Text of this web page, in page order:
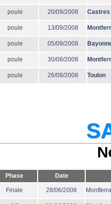
poule 20/09/2008 Castres
poule 13/09/2008
poule 05/09/2008
poule 30/08/2008
poule 26/08/2008 Toulon
Phase Date
Finale 28/06/2008